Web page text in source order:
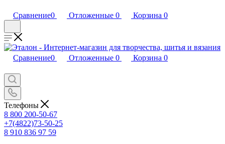
Сравнение0 Отложенные 0 Корзина 0
Сравнение0 Отложенные 0 Корзина 0
Телефоны
8 800 200-50-67
+7(4822)73-50-25
8 910 836 97 59